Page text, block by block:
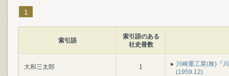
1
索引語
索引語のある
社史冊数
大和三太郎 1
川崎重工業(株)『
(1959.12)